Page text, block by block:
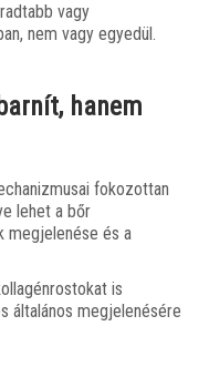
vagy
nem vagy egyedül.
hanem
fokozottan
lehet a bőr
megjelenése és a
is
általános megjelenésére